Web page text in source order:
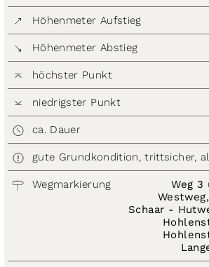
Höhenmeter Aufstieg
Höhenmeter Abstieg
höchster Punkt
niedrigster Punkt
ca. Dauer
gute Grundkondition, trittsicher,
Wegmarkierung
Weg 3
Schaar -